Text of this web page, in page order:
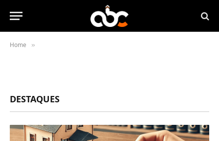
Home »
DESTAQUES